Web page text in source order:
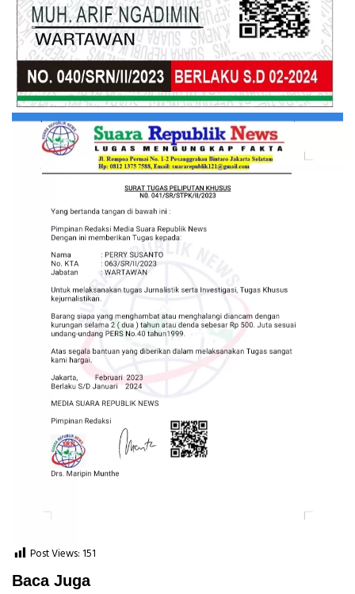
Post Views: 151
Baca Juga